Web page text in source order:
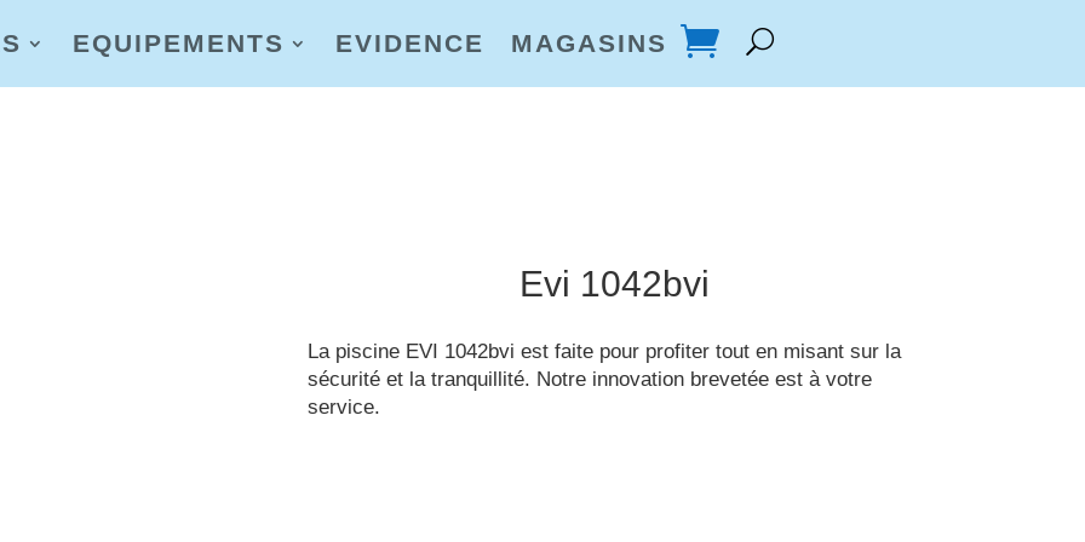
EQUIPEMENTS EVIDENCE MAGASINS
Evi 1042bvi
La piscine EVI 1042bvi est faite pour profiter tout en misant sur la
sécurité et la tranquillité. Notre innovation brevetée est à votre
service.